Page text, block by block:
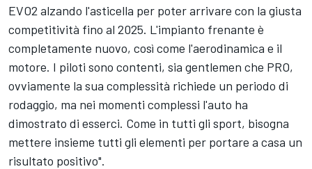
EVO2 alzando l'asticella per poter arrivare con la giusta
competitività fino al 2025. L'impianto frenante è
completamente nuovo, così come l'aerodinamica e il
motore. I piloti sono contenti, sia gentlemen che PRO,
ovviamente la sua complessità richiede un periodo di
rodaggio, ma nei momenti complessi l'auto ha
dimostrato di esserci. Come in tutti gli sport, bisogna
mettere insieme tutti gli elementi per portare a casa un
risultato positivo".